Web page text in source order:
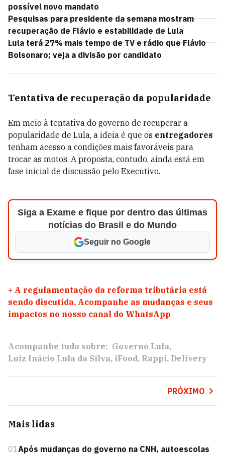
possível novo mandato
Pesquisas para presidente da semana mostram
recuperação de Flávio e estabilidade de Lula
Lula terá 27% mais tempo de TV e rádio que Flávio
Bolsonaro; veja a divisão por candidato
Tentativa de recuperação da popularidade
Em meio à tentativa do governo de recuperar a
popularidade de Lula, a ideia é que os entregadores
tenham acesso a condições mais favoráveis para
trocar as motos. A proposta, contudo, ainda está em
fase inicial de discussão pelo Executivo.
Siga a Exame e fique por dentro das últimas
notícias do Brasil e do Mundo
Seguir no Google
+ A regulamentação da reforma tributária está
sendo discutida. Acompanhe as mudanças e seus
impactos no nosso canal do WhatsApp
Acompanhe tudo sobre: Governo Lula
Luiz Inácio Lula da Silva iFood Rappi Delivery
PRÓXIMO
Mais lidas
01Após mudanças do governo na CNH, autoescolas